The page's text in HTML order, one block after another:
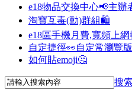
e18物品交換中心📢主辦
淘寶互毒(動)群組🛍️
e18區手機月費,寬頻上
自定捷徑👀自定常瀏覽
如何貼emoji🤔
搜索